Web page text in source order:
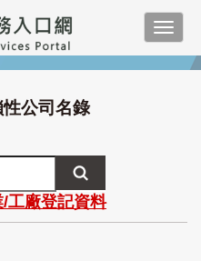
性公司名錄
/工廠登記資料